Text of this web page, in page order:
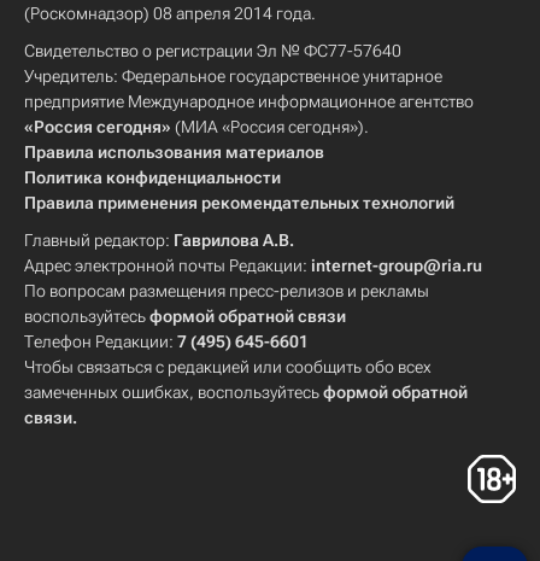
(Роскомнадзор) 08 апреля 2014 года.
Свидетельство о регистрации Эл № ФС77-57640
Учредитель: Федеральное государственное унитарное
предприятие Международное информационное агентство
«Россия сегодня» (МИА «Россия сегодня»).
Правила использования материалов
Политика конфиденциальности
Правила применения рекомендательных технологий
Главный редактор: Гаврилова А.В.
Адрес электронной почты Редакции: internet-group@ria.ru
По вопросам размещения пресс-релизов и рекламы
воспользуйтесьформой обратной связи
Телефон Редакции: 7 (495) 645-6601
Чтобы связаться с редакцией или сообщить обо всех
замеченных ошибках, воспользуйтесьформой обратной
связи.